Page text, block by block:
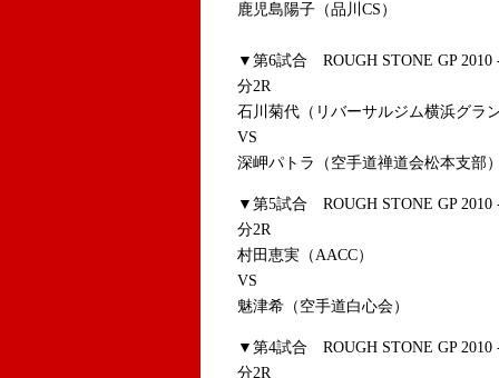
鹿児島陽子（品川CS）
▼第6試合 ROUGH STONE GP
分2R
石川菊代（リバーサルジム横浜グラ
VS
深岬パトラ（空手道禅道会松本支部
▼第5試合 ROUGH STONE GP
分2R
村田恵実（AACC）
VS
魅津希（空手道白心会）
▼第4試合 ROUGH STONE GP
分2R